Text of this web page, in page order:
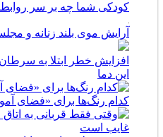
کودکی شما چه بر سر
آرایش موی بلند زنانه و
افزایش خطر ابتلا به
این دما
کدام رنگ‌ها برای «فضای